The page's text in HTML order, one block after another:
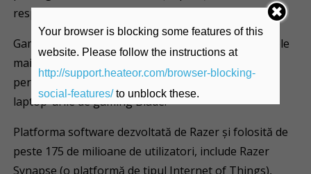
respectiv servicii dedicate.
Gama hardware produsă de Razer și premiată de cele
mai populare publicații de specialitate, include
periferice de gaming deosebit de performante și
laptop-urile de gaming Blade.
Platforma software dezvoltată de Razer și folosită de
peste 175 de milioane de utilizatori, include Razer
Synapse (o platformă de tipul Internet of Things),
Your browser is blocking some features of this
website. Please follow the instructions at
http://support.heateor.com/browser-blocking-
social-features/to unblock these.